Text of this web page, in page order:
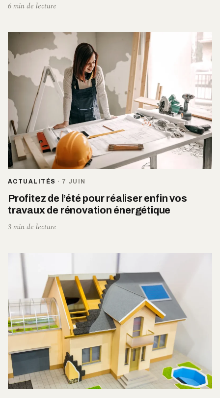
6 min de lecture
ACTUALITÉS · 7 JUIN
Profitez de l’été pour réaliser enfin vos
travaux de rénovation énergétique
3 min de lecture